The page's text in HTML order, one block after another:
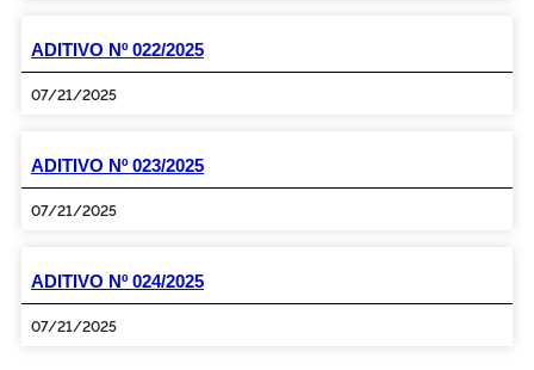
ADITIVO Nº 022/2025
07/21/2025
ADITIVO Nº 023/2025
07/21/2025
ADITIVO Nº 024/2025
07/21/2025